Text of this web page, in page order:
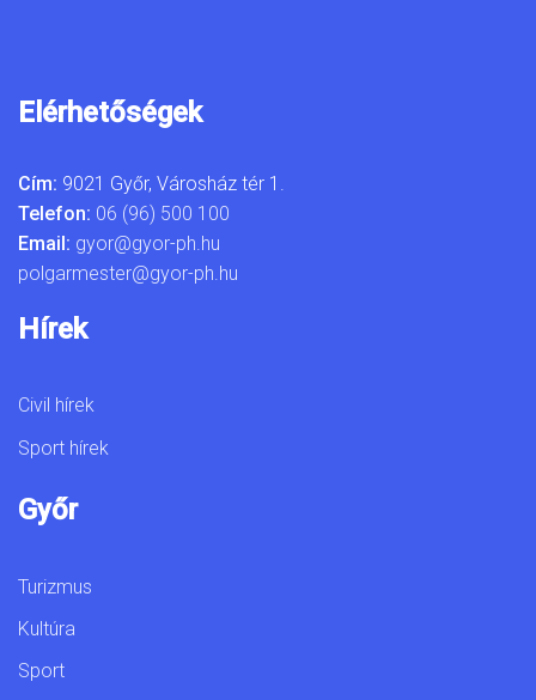
Elérhetőségek
Cím: 9021 Győr, Városház tér 1.
Telefon: 06 (96) 500 100
Email: gyor@gyor-ph.hu
polgarmester@gyor-ph.hu
Hírek
Civil hírek
Sport hírek
Győr
Turizmus
Kultúra
Sport